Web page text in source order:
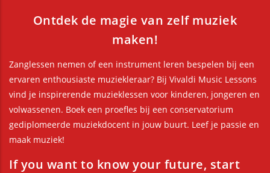
Ontdek de magie van zelf muziek
maken!
Zanglessen nemen of een instrument leren bespelen bij een
ervaren enthousiaste muziekleraar? Bij Vivaldi Music Lessons
vind je inspirerende muzieklessen voor kinderen, jongeren en
volwassenen. Boek een proefles bij een conservatorium
gediplomeerde muziekdocent in jouw buurt. Leef je passie en
maak muziek!
If you want to know your future, start